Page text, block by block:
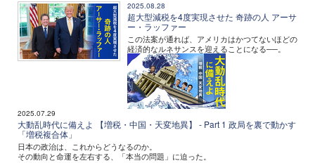
2025.08.28
超大型減税を4度実現させた 奇跡の人 アーサ
ー・ラッファー
この法案が通れば、アメリカはかつてないほどの
経済的なルネサンスを迎えることになる──。
2025.07.29
大動乱時代に備えよ 【増税・中国・天変地異】 - Part 1 政局を裏で動かす
「増税複合体」
日本の政治は、これからどうなるのか。
その動向と命運を左右する、「本当の問題」に迫った。